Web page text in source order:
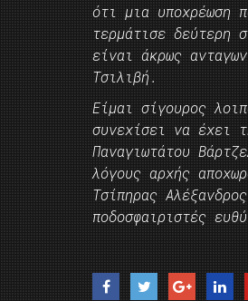
ότι μια υποχρέωση
τερμάτισε δεύτερη
είναι άκρως
Τσιλιβή.
Είμαι σίγουρος
συνεχίσει να έχει
Παναγιωτάτου
λόγους αρχής
Τσίπηρας
ποδοσφαιριστές